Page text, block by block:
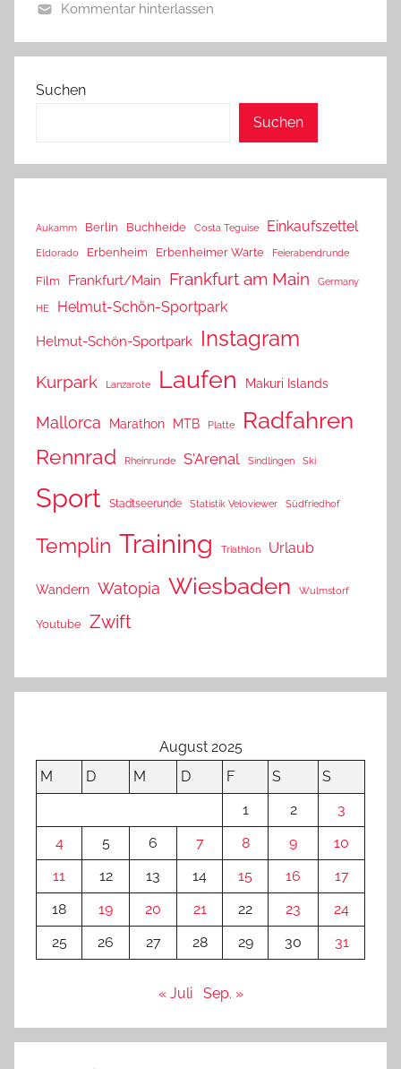
Kommentar hinterlassen
Suchen
Suchen
Aukamm Berlin Buchheide Costa Teguise Einkaufszettel
Eldorado Erbenheim Erbenheimer Warte Feierabendrunde
Film Frankfurt/Main Frankfurt am Main Germany
HE Helmut-Schön-Sportpark
Helmut-Schön-Sportpark Instagram
Kurpark Lanzarote Laufen Makuri Islands
Mallorca Marathon MTB Platte Radfahren
Rennrad Rheinrunde S'Arenal Sindlingen Ski
Sport Stadtseerunde Statistik Veloviewer Südfriedhof
Templin Training Triathlon Urlaub
Wandern Watopia Wiesbaden Wulmstorf
Youtube Zwift
August 2025
M
D M D F S
S
1
2
3
4
5 6 7 8 9
10
11
12 13 14 15 16
17
18
19 20 21 22 23
24
25
26 27 28 29 30 31
« Juli Sep. »